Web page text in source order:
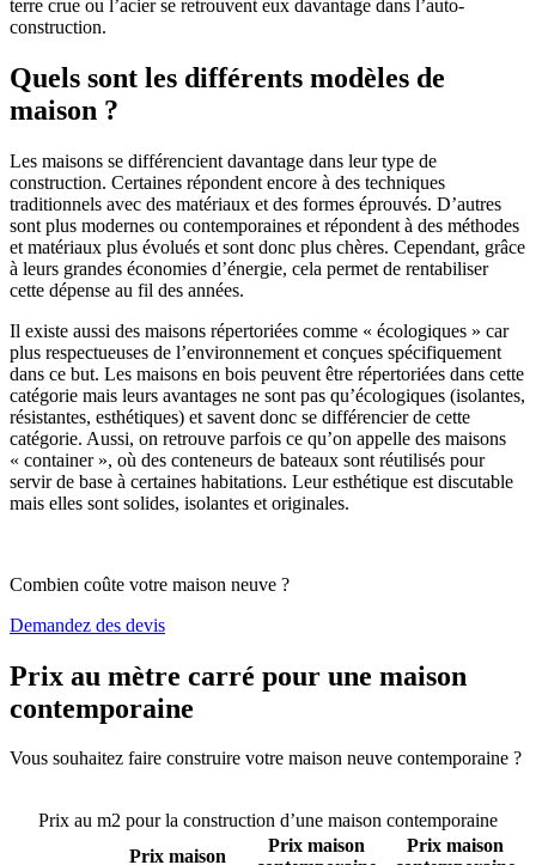
terre crue ou l’acier se retrouvent eux davantage dans l’auto-
construction.
Quels sont les différents modèles de
maison ?
Les maisons se différencient davantage dans leur type de
construction. Certaines répondent encore à des techniques
traditionnels avec des matériaux et des formes éprouvés. D’autres
sont plus modernes ou contemporaines et répondent à des méthodes
et matériaux plus évolués et sont donc plus chères. Cependant, grâce
à leurs grandes économies d’énergie, cela permet de rentabiliser
cette dépense au fil des années.
Il existe aussi des maisons répertoriées comme « écologiques » car
plus respectueuses de l’environnement et conçues spécifiquement
dans ce but. Les maisons en bois peuvent être répertoriées dans cette
catégorie mais leurs avantages ne sont pas qu’écologiques (isolantes,
résistantes, esthétiques) et savent donc se différencier de cette
catégorie. Aussi, on retrouve parfois ce qu’on appelle des maisons
« container », où des conteneurs de bateaux sont réutilisés pour
servir de base à certaines habitations. Leur esthétique est discutable
mais elles sont solides, isolantes et originales.
Combien coûte votre maison neuve ?
Demandez des devis
Prix au mètre carré pour une maison
contemporaine
Vous souhaitez faire construire votre maison neuve contemporaine ?
Prix au m2 pour la construction d’une maison contemporaine
Prix maison
Prix maison
Prix maison